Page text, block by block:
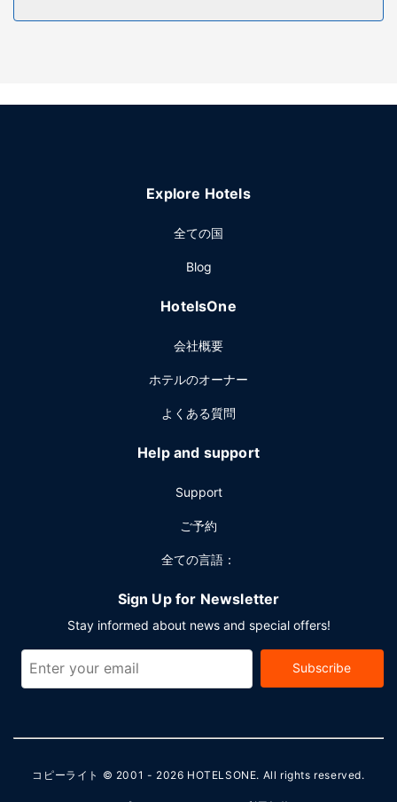
施設
などのレクリエーション設備でお楽しみいただけます。その
無料のビュッフェをお召し上がりいただけます。
クリーニング / ランドリー サービスをお使いいただけます。
ントにご利用いただけます。敷地内にはセルフパーキング
Explore Hotels
全ての国
Blog
HotelsOne
会社概要
ホテルのオーナー
よくある質問
Help and support
Support
ご予約
全ての言語：
Sign Up for Newsletter
Stay informed about news and special offers!
Subscribe
コピーライト © 2001 - 2026 HOTELSONE. All rights reserved.